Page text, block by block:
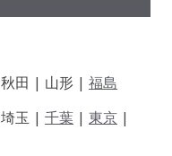
田 | 山形 | 福島
玉 | 千葉 | 東京 |